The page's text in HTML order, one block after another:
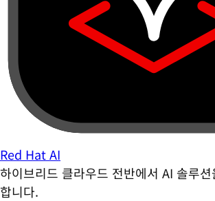
Red Hat AI
하이브리드 클라우드 전반에서 AI 솔루
합니다.